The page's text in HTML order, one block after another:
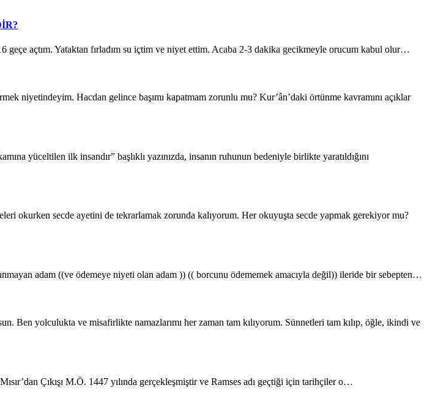
açtım. Yataktan fırladım su içtim ve niyet ettim. Acaba 2-3 dakika gecikmeyle orucum kabul olur…
Hacdan gelince başımı kapatmam zorunlu mu? Kur’ân’daki örtünme kavramını açıklar
ilk insandır” başlıklı yazınızda, insanın ruhunun bedeniyle birlikte yaratıldığını
secde ayetini de tekrarlamak zorunda kalıyorum. Her okuyuşta secde yapmak gerekiyor mu?
adam ((ve ödemeye niyeti olan adam )) (( borcunu ödememek amacıyla değil)) ileride bir sebepten…
yolculukta ve misafirlikte namazlarımı her zaman tam kılıyorum. Sünnetleri tam kılıp, öğle, ikindi ve
Çıkışı M.Ö. 1447 yılında gerçekleşmiştir ve Ramses adı geçtiği için tarihçiler o…